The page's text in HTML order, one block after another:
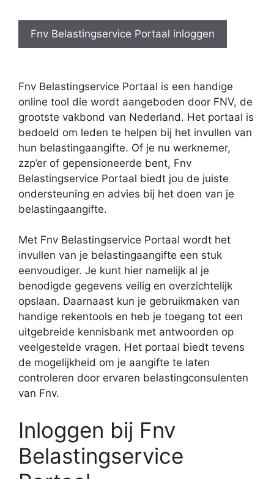
Fnv Belastingservice Portaal inloggen
Fnv Belastingservice Portaal is een handige
online tool die wordt aangeboden door FNV, de
grootste vakbond van Nederland. Het portaal is
bedoeld om leden te helpen bij het invullen van
hun belastingaangifte. Of je nu werknemer,
zzp’er of gepensioneerde bent, Fnv
Belastingservice Portaal biedt jou de juiste
ondersteuning en advies bij het doen van je
belastingaangifte.
Met Fnv Belastingservice Portaal wordt het
invullen van je belastingaangifte een stuk
eenvoudiger. Je kunt hier namelijk al je
benodigde gegevens veilig en overzichtelijk
opslaan. Daarnaast kun je gebruikmaken van
handige rekentools en heb je toegang tot een
uitgebreide kennisbank met antwoorden op
veelgestelde vragen. Het portaal biedt tevens
de mogelijkheid om je aangifte te laten
controleren door ervaren belastingconsulenten
van Fnv.
Inloggen bij Fnv
Belastingservice